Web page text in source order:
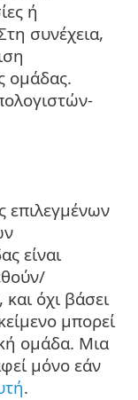
ή
συνέχεια,
ομάδας.
επιλεγμένων
είναι
όχι βάσει
μπορεί
ομάδα. Μια
μόνο εάν
.